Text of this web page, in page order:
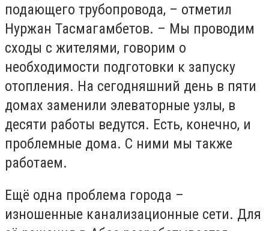
подающего трубопровода, – отметил
Нуржан Тасмагамбетов. – Мы проводим
сходы с жителями, говорим о
необходимости подготовки к запуску
отопления. На сегодняшний день в пяти
домах заменили элеваторные узлы, в
десяти работы ведутся. Есть, конечно, и
проблемные дома. С ними мы также
работаем.
Ещё одна проблема города –
изношенные канализационные сети. Для